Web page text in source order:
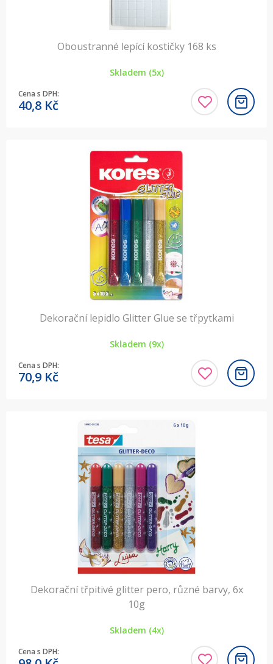
Oboustranné lepící kostičky 168 ks
Skladem (5x)
Cena s DPH:
40,8 Kč
Dekorační lepidlo Glitter Glue se třpytkami
Skladem (9x)
Cena s DPH:
70,9 Kč
Dekorační třpitivé glitter pero, různé barvy, 6x
10g
Skladem (4x)
Cena s DPH: